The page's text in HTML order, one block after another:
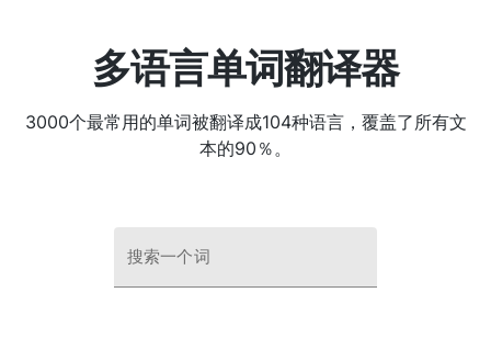
多语言单词翻译器
3000个最常用的单词被翻译成104种语言，覆盖了所有文
本的90％。
搜索一个词